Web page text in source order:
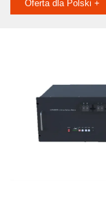
Oferta dla Polski +